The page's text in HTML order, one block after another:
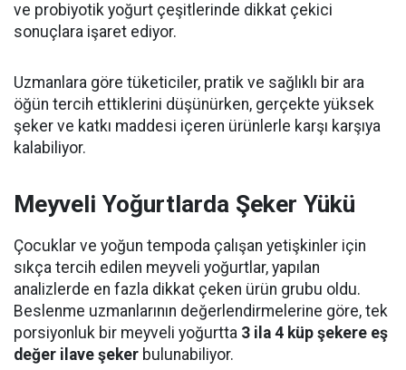
ve probiyotik yoğurt çeşitlerinde dikkat çekici
sonuçlara işaret ediyor.
Uzmanlara göre tüketiciler, pratik ve sağlıklı bir ara
öğün tercih ettiklerini düşünürken, gerçekte yüksek
şeker ve katkı maddesi içeren ürünlerle karşı karşıya
kalabiliyor.
Meyveli Yoğurtlarda Şeker Yükü
Çocuklar ve yoğun tempoda çalışan yetişkinler için
sıkça tercih edilen meyveli yoğurtlar, yapılan
analizlerde en fazla dikkat çeken ürün grubu oldu.
Beslenme uzmanlarının değerlendirmelerine göre, tek
porsiyonluk bir meyveli yoğurtta 3 ila 4 küp şekere eş
değer ilave şeker bulunabiliyor.